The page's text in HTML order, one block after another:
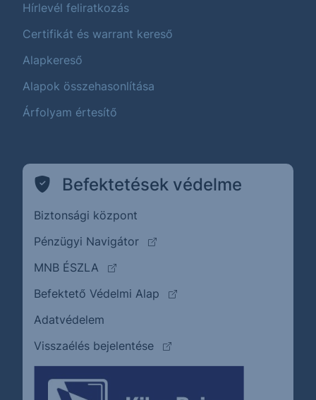
Hírlevél feliratkozás
Certifikát és warrant kereső
Alapkereső
Alapok összehasonlítása
Árfolyam értesítő
Befektetések védelme
Biztonsági központ
Pénzügyi Navigátor
(külső oldalra ugrik)
MNB ÉSZLA
(külső oldalra ugrik)
Befektető Védelmi Alap
(külső oldalra ugrik)
Adatvédelem
Visszaélés bejelentése
(külső oldalra ugrik)